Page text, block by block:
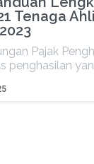
Tenaga
Pajak
penghasilan